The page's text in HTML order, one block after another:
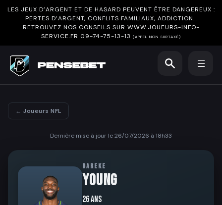
LES JEUX D’ARGENT ET DE HASARD PEUVENT ÊTRE DANGEREUX :
PERTES D’ARGENT, CONFLITS FAMILIAUX, ADDICTION…
RETROUVEZ NOS CONSEILS SUR WWW.JOUEURS-INFO-
SERVICE.FR 09-74-75-13-13 (APPEL NON SURTAXÉ)
← Joueurs NFL
Dernière mise à jour le 26/07/2026 à 18h33
DAREKE
YOUNG
26 ans